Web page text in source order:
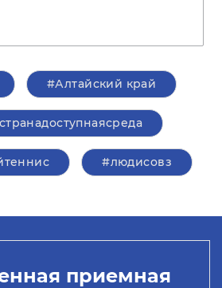
#Алтайский край
#людисовз
приемная